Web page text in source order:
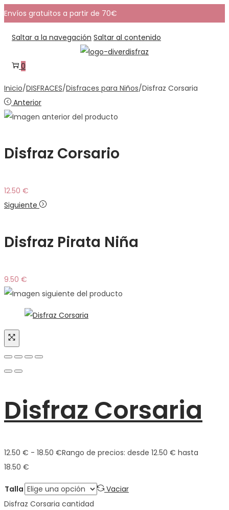
Envíos gratuitos a partir de 70€
Saltar a la navegación Saltar al contenido
0
Inicio/DISFRACES/Disfraces para Niños/Disfraz Corsaria
Anterior
Disfraz Corsario
12.50 €
Siguiente
Disfraz Pirata Niña
9.50 €
Disfraz Corsaria
12.50 € - 18.50 €Rango de precios: desde 12.50 € hasta
18.50 €
Talla
Vaciar
Disfraz Corsaria cantidad